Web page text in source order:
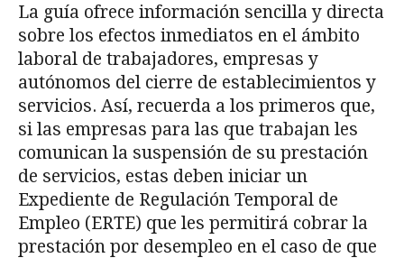
La guía ofrece información sencilla y directa
sobre los efectos inmediatos en el ámbito
laboral de trabajadores, empresas y
autónomos del cierre de establecimientos y
servicios. Así, recuerda a los primeros que,
si las empresas para las que trabajan les
comunican la suspensión de su prestación
de servicios, estas deben iniciar un
Expediente de Regulación Temporal de
Empleo (ERTE) que les permitirá cobrar la
prestación por desempleo en el caso de que